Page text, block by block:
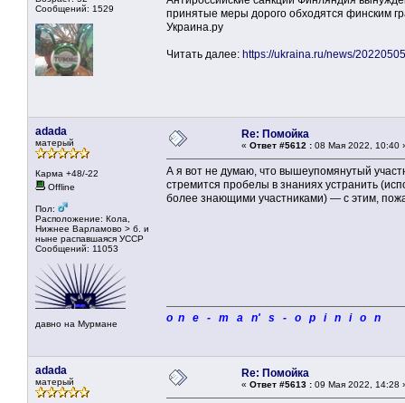
Сообщений: 1529
принятые меры дорого обходятся финским
Украина.ру
Читать далее: https://ukraina.ru/news/
adada
матерый
Карма +48/-22
Offline
Пол:
Расположение: Кола,
Нижнее Варламово > б. и
ныне распавшаяся УССР
Сообщений: 11053
давно на Мурмане
Re: Помойка
« Ответ #5612 : 08 Мая 2022, 10:40
А я вот не думаю, что вышеупомянутый
стремится пробелы в знаниях устранить
более знающими участниками) — с этим,
o n e - m a n' s - o p i n i o n
adada
матерый
Re: Помойка
« Ответ #5613 : 09 Мая 2022, 14:28